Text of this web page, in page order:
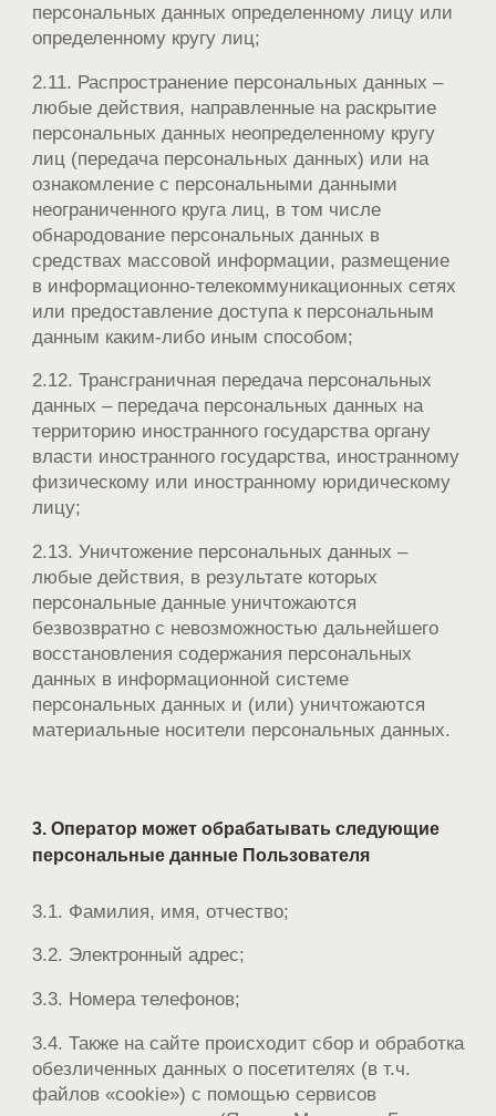
персональных данных определенному лицу или
определенному кругу лиц;
2.11. Распространение персональных данных –
любые действия, направленные на раскрытие
персональных данных неопределенному кругу
лиц (передача персональных данных) или на
ознакомление с персональными данными
неограниченного круга лиц, в том числе
обнародование персональных данных в
средствах массовой информации, размещение
в информационно-телекоммуникационных сетях
или предоставление доступа к персональным
данным каким-либо иным способом;
2.12. Трансграничная передача персональных
данных – передача персональных данных на
территорию иностранного государства органу
власти иностранного государства, иностранному
физическому или иностранному юридическому
лицу;
2.13. Уничтожение персональных данных –
любые действия, в результате которых
персональные данные уничтожаются
безвозвратно с невозможностью дальнейшего
восстановления содержания персональных
данных в информационной системе
персональных данных и (или) уничтожаются
материальные носители персональных данных.
3. Оператор может обрабатывать следующие
персональные данные Пользователя
3.1. Фамилия, имя, отчество;
3.2. Электронный адрес;
3.3. Номера телефонов;
3.4. Также на сайте происходит сбор и обработка
обезличенных данных о посетителях (в т.ч.
файлов «cookie») с помощью сервисов